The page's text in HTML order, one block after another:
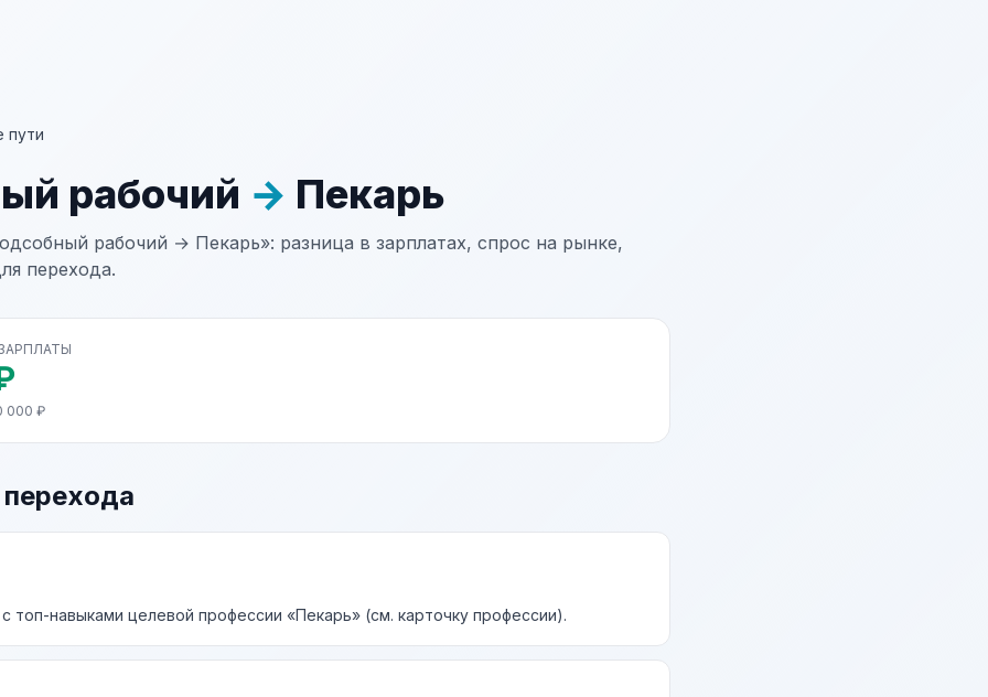
пути
рабочий → Пекарь
рабочий → Пекарь»: разница в зарплатах, спрос на рынке,
перехода.
000 ₽
топ-навыками целевой профессии «Пекарь» (см. карточку профессии).